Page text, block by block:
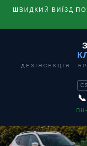
ШВИДКИЙ ВИЇЗД
ДЕЗІНСЕКЦІЯ ·
CS